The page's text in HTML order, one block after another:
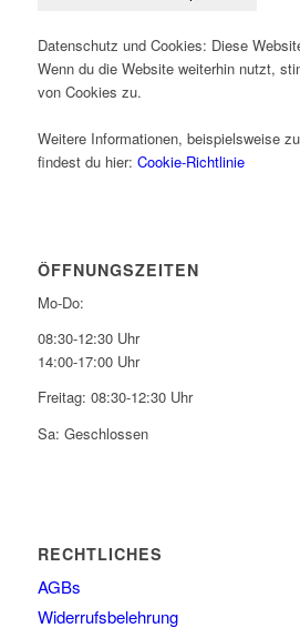
Datenschutz und Cookies: Diese
Wenn du die Website weiterhin nutzt,
von Cookies zu.
Weitere Informationen, beispielsweise
findest du hier: Cookie-Richtlinie
ÖFFNUNGSZEITEN
Mo-Do:
08:30-12:30 Uhr
14:00-17:00 Uhr
Freitag: 08:30-12:30 Uhr
Sa: Geschlossen
RECHTLICHES
AGBs
Widerrufsbelehrung